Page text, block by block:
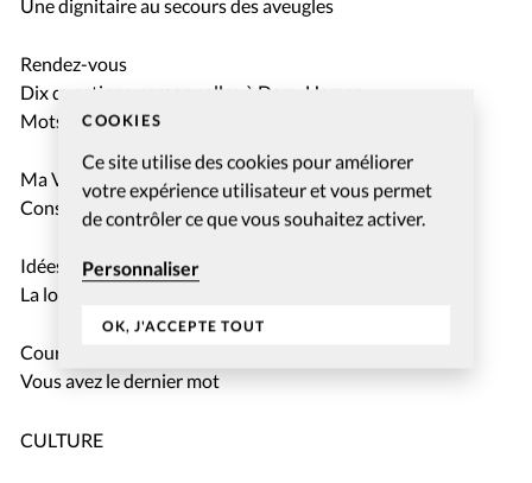
COOKIES
Ce site utilise des cookies pour améliorer
votre expérience utilisateur et vous permet
de contrôler ce que vous souhaitez activer.
Personnaliser
OK, J'ACCEPTE TOUT
Une dignitaire au secours des aveugles
Rendez-vous
Dix questions personnelles à Dany Hameau
Mots fléchés
Ma Vocation
Conseiller financier et chrétien
Idées
La louange entre la terre et le ciel
Courrier Lecteurs
Vous avez le dernier mot
CULTURE